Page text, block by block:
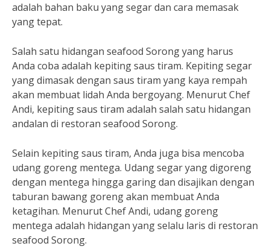
adalah bahan baku yang segar dan cara memasak
yang tepat.
Salah satu hidangan seafood Sorong yang harus
Anda coba adalah kepiting saus tiram. Kepiting segar
yang dimasak dengan saus tiram yang kaya rempah
akan membuat lidah Anda bergoyang. Menurut Chef
Andi, kepiting saus tiram adalah salah satu hidangan
andalan di restoran seafood Sorong.
Selain kepiting saus tiram, Anda juga bisa mencoba
udang goreng mentega. Udang segar yang digoreng
dengan mentega hingga garing dan disajikan dengan
taburan bawang goreng akan membuat Anda
ketagihan. Menurut Chef Andi, udang goreng
mentega adalah hidangan yang selalu laris di restoran
seafood Sorong.